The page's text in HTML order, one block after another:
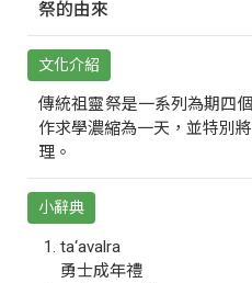
祭的由來
文化介紹
傳統祖靈祭是一系列為期四
作求學濃縮為一天，並特別
理。
小辭典
ta‘avalra
勇士成年禮